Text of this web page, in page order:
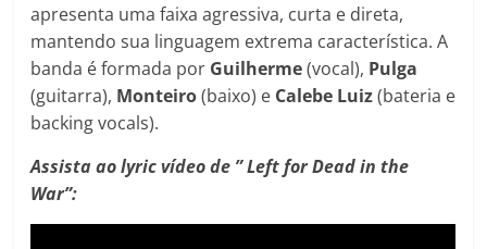
apresenta uma faixa agressiva, curta e direta,
mantendo sua linguagem extrema característica. A
banda é formada por Guilherme(vocal), Pulga
(guitarra), Monteiro(baixo) e Calebe Luiz(bateria e
backing vocals).
Assista ao lyric vídeo de ” Left for Dead in the
War”: